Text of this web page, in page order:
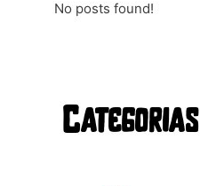
No posts found!
Categorias